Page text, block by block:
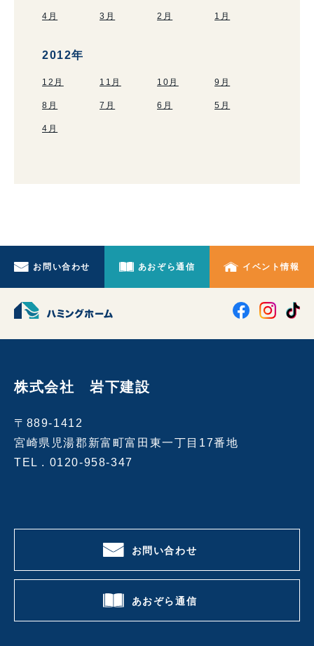
4月 3月 2月 1月
2012年
12月 11月 10月 9月
8月 7月 6月 5月
4月
お問い合わせ あおぞら通信 イベント情報
株式会社 岩下建設
〒889-1412
宮崎県児湯郡新富町富田東一丁目17番地
TEL . 0120-958-347
お問い合わせ
あおぞら通信